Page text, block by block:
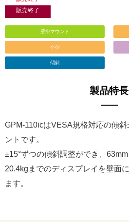
販売終了
壁掛マウント
小型
傾斜
製品特長
GPM-110icはVESA規格対応の傾
ントです。
±15°ずつの傾斜調整ができ、
20.4kgまでのディスプレイを壁面
ます。